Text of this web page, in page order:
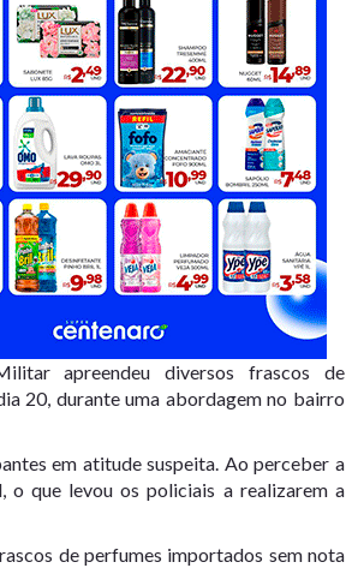
apreendeu diversos frascos de
20, durante uma abordagem no bairro
em atitude suspeita. Ao perceber a
o que levou os policiais a realizarem a
de perfumes importados sem nota